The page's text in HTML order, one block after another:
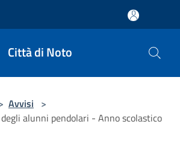
Città di Noto
Avvisi >
alunni pendolari - Anno scolastico